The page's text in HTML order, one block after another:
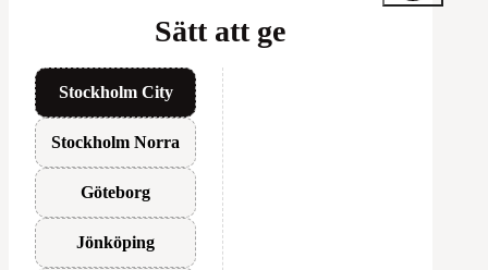
Sätt att ge
Stockholm City
Stockholm Norra
Göteborg
Jönköping